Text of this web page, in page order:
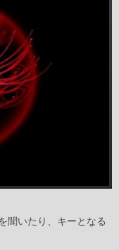
聞いたり、キーとなる